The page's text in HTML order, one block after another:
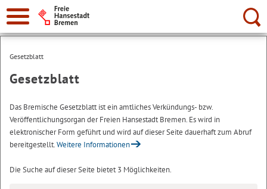
Suche:
Gesetzblatt
Gesetzblatt
Das Bremische Gesetzblatt ist ein amtliches Verkündungs- bzw.
Veröffentlichungsorgan der Freien Hansestadt Bremen. Es wird in
elektronischer Form geführt und wird auf dieser Seite dauerhaft zum Abruf
bereitgestellt.Weitere Informationen
Die Suche auf dieser Seite bietet 3 Möglichkeiten.